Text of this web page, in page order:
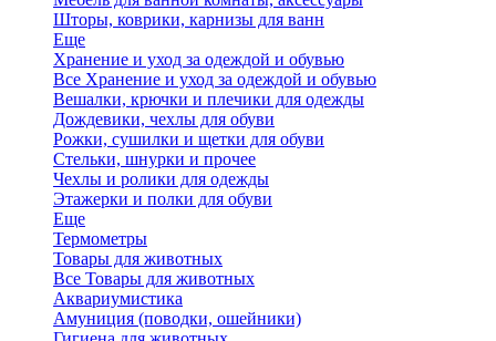
Шторы, коврики, карнизы для ванн
Еще
Хранение и уход за одеждой и обувью
Все Хранение и уход за одеждой и обувью
Вешалки, крючки и плечики для одежды
Дождевики, чехлы для обуви
Рожки, сушилки и щетки для обуви
Стельки, шнурки и прочее
Чехлы и ролики для одежды
Этажерки и полки для обуви
Еще
Термометры
Товары для животных
Все Товары для животных
Аквариумистика
Амуниция (поводки, ошейники)